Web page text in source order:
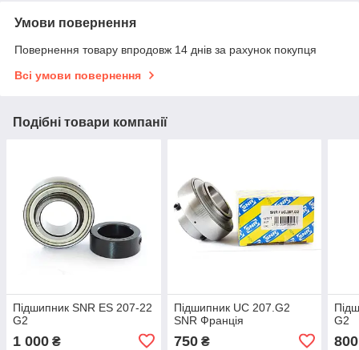
Умови повернення
Повернення товару впродовж 14 днів за рахунок покупця
Всі умови повернення
Подібні товари компанії
Підшипник SNR ES 207-22
G2
1 000 ₴
Підшипник UC 207.G2
SNR Франція
750₴
G2
800